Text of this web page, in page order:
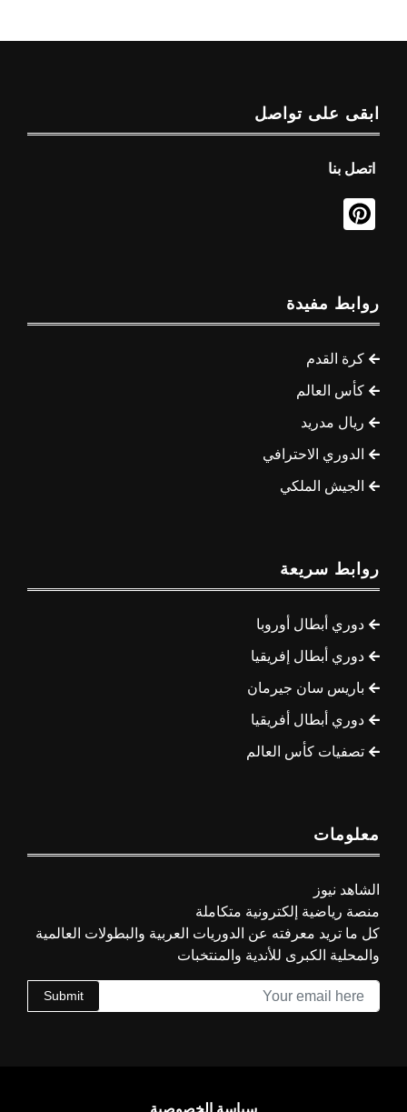
ابقى على تواصل
اتصل بنا
روابط مفيدة
كرة القدم
كأس العالم
ريال مدريد
الدوري الاحترافي
الجيش الملكي
روابط سريعة
دوري أبطال أوروبا
دوري أبطال إفريقيا
باريس سان جيرمان
دوري أبطال أفريقيا
تصفيات كأس العالم
معلومات
الشاهد نيوز
منصة رياضية إلكترونية متكاملة
كل ما تريد معرفته عن الدوريات العربية والبطولات العالمية
والمحلية الكبرى للأندية والمنتخبات
Submit
سياسة الخصوصية